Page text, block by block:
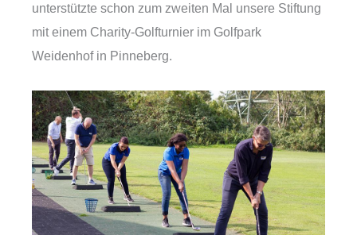
unterstützte schon zum zweiten Mal unsere Stiftung
mit einem Charity-Golfturnier im Golfpark
Weidenhof in Pinneberg.